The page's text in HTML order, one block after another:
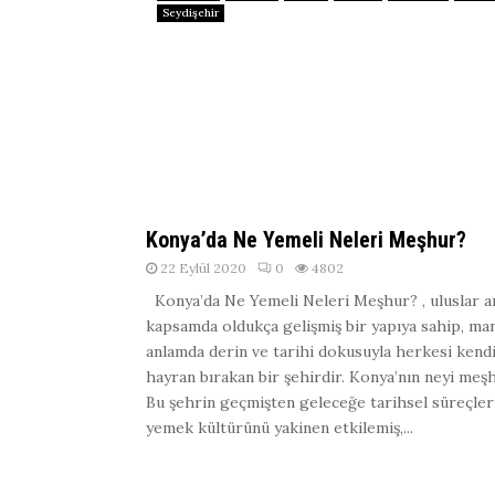
Seydişehir
Konya’da Ne Yemeli Neleri Meşhur?
22 Eylül 2020 0 4802
Konya’da Ne Yemeli Neleri Meşhur? , uluslar
kapsamda oldukça gelişmiş bir yapıya sahip,
anlamda derin ve tarihi dokusuyla herkesi
hayran bırakan bir şehirdir. Konya’nın neyi
Bu şehrin geçmişten geleceğe tarihsel
yemek kültürünü yakinen etkilemiş,...